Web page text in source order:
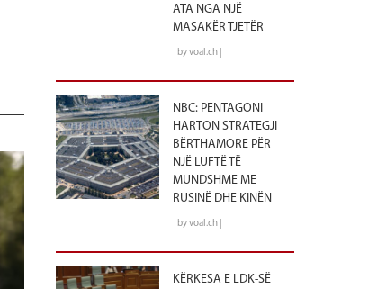
ATA NGA NJË
MASAKËR TJETËR
by voal.ch |
NBC: PENTAGONI
HARTON STRATEGJI
BËRTHAMORE PËR
NJË LUFTË TË
MUNDSHME ME
RUSINË DHE KINËN
by voal.ch |
KËRKESA E LDK-SË